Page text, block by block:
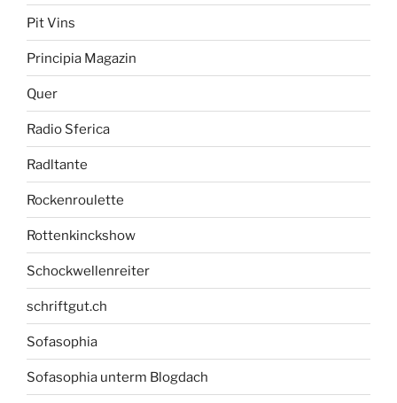
Pit Vins
Principia Magazin
Quer
Radio Sferica
Radltante
Rockenroulette
Rottenkinckshow
Schockwellenreiter
schriftgut.ch
Sofasophia
Sofasophia unterm Blogdach